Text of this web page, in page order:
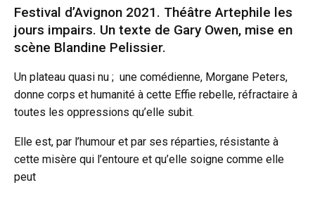
Festival d’Avignon 2021. Théâtre Artephile les
jours impairs. Un texte de Gary Owen, mise en
scène Blandine Pelissier.
Un plateau quasi nu ; une comédienne, Morgane Peters,
donne corps et humanité à cette Effie rebelle, réfractaire à
toutes les oppressions qu’elle subit.
Elle est, par l’humour et par ses réparties, résistante à
cette misère qui l’entoure et qu’elle soigne comme elle
peut